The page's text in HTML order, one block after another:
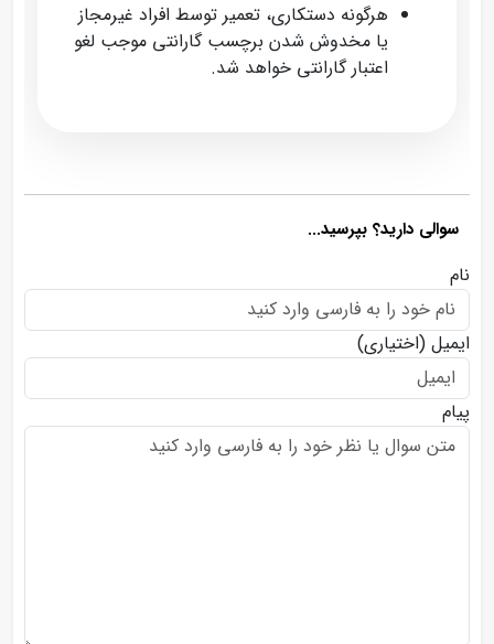
هرگونه دستکاری، تعمیر توسط افراد غیرمجاز
یا مخدوش شدن برچسب گارانتی موجب لغو
اعتبار گارانتی خواهد شد.
سوالی دارید؟ بپرسید...
نام
ایمیل (اختیاری)
پیام